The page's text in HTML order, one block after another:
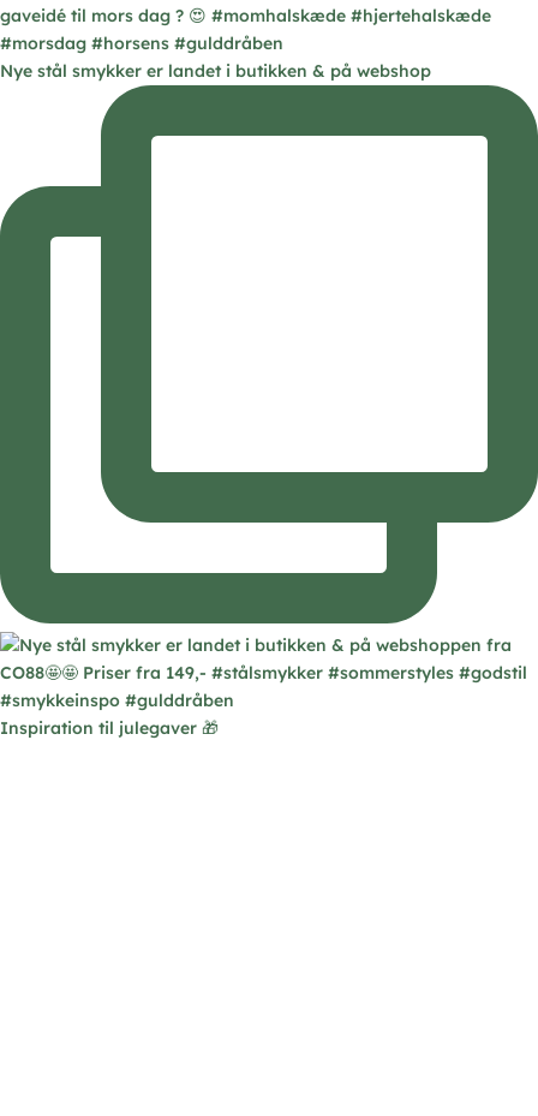
Nye stål smykker er landet i butikken & på webshop
Inspiration til julegaver 🎁